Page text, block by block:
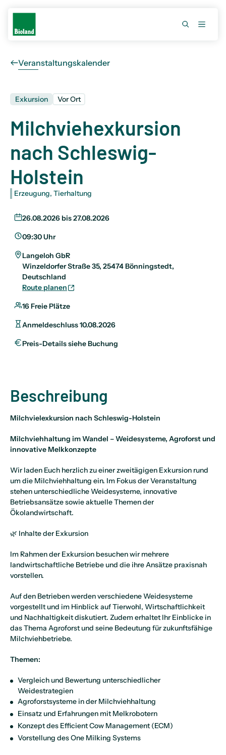
Veranstaltungskalender
Exkursion Vor Ort
Milchviehexkursion
nach Schleswig-
Holstein
Erzeugung, Tierhaltung
26.08.2026 bis 27.08.2026
09:30 Uhr
Langeloh GbR
Winzeldorfer Straße 35, 25474 Bönningstedt,
Deutschland
Route planen
16 Freie Plätze
Anmeldeschluss 10.08.2026
Preis-Details siehe Buchung
Beschreibung
Milchvielexkursion nach Schleswig-Holstein
Milchviehhaltung im Wandel – Weidesysteme, Agroforst und
innovative Melkkonzepte
Wir laden Euch herzlich zu einer zweitägigen Exkursion rund
um die Milchviehhaltung ein. Im Fokus der Veranstaltung
stehen unterschiedliche Weidesysteme, innovative
Betriebsansätze sowie aktuelle Themen der
Ökolandwirtschaft.
🌿 Inhalte der Exkursion
Im Rahmen der Exkursion besuchen wir mehrere
landwirtschaftliche Betriebe und die ihre Ansätze praxisnah
vorstellen.
Auf den Betrieben werden verschiedene Weidesysteme
vorgestellt und im Hinblick auf Tierwohl, Wirtschaftlichkeit
und Nachhaltigkeit diskutiert. Zudem erhaltet Ihr Einblicke in
das Thema Agroforst und seine Bedeutung für zukunftsfähige
Milchviehbetriebe.
Themen:
Vergleich und Bewertung unterschiedlicher
Weidestrategien
Agroforstsysteme in der Milchviehhaltung
Einsatz und Erfahrungen mit Melkrobotern
Konzept des Efficient Cow Management (ECM)
Vorstellung des One Milking Systems